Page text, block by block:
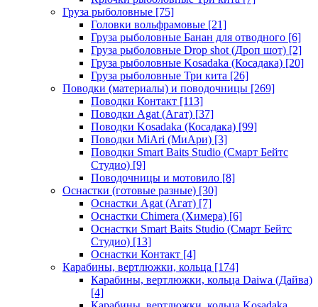
Груза рыболовные [75]
Головки вольфрамовые [21]
Груза рыболовные Банан для отводного [6]
Груза рыболовные Drop shot (Дроп шот) [2]
Груза рыболовные Kosadaka (Косадака) [20]
Груза рыболовные Три кита [26]
Поводки (материалы) и поводочницы [269]
Поводки Контакт [113]
Поводки Agat (Агат) [37]
Поводки Kosadaka (Косадака) [99]
Поводки MiAri (МиАри) [3]
Поводки Smart Baits Studio (Смарт Бейтс
Студио) [9]
Поводочницы и мотовило [8]
Оснастки (готовые разные) [30]
Оснастки Agat (Агат) [7]
Оснастки Chimera (Химера) [6]
Оснастки Smart Baits Studio (Смарт Бейтс
Студио) [13]
Оснастки Контакт [4]
Карабины, вертлюжки, кольца [174]
Карабины, вертлюжки, кольца Daiwa (Дайва)
[4]